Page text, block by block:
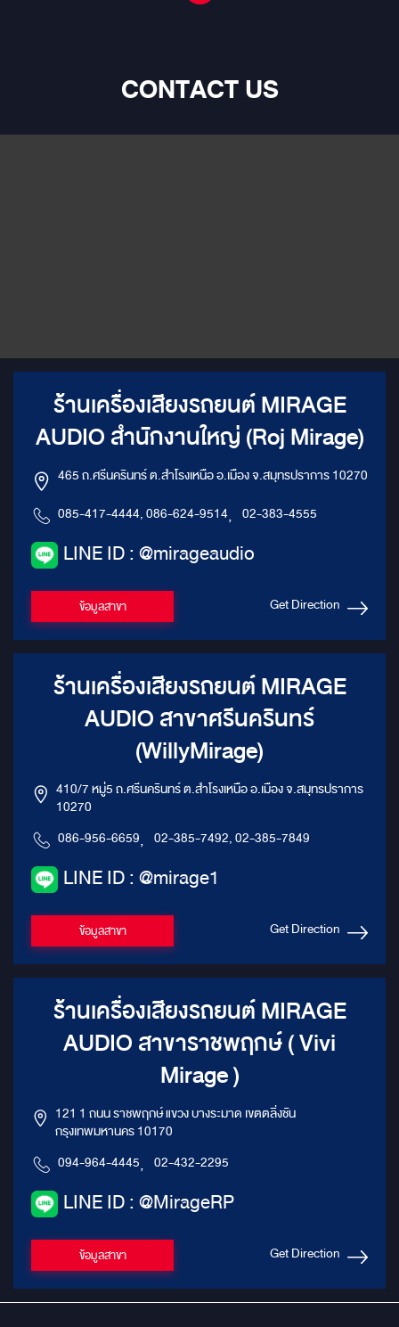
CONTACT US
ร้านเครื่องเสียงรถยนต์ MIRAGE
AUDIO สำนักงานใหญ่ (Roj Mirage)
465 ถ.ศรีนครินทร์ ต.สำโรงเหนือ อ.เมือง จ.สมุทรปราการ 10270
085-417-4444, 086-624-9514, 02-383-4555
LINE ID : @mirageaudio
ข้อมูลสาขา Get Direction
ร้านเครื่องเสียงรถยนต์ MIRAGE
AUDIO สาขาศรีนครินทร์
(WillyMirage)
410/7 หมู่5 ถ.ศรีนครินทร์ ต.สำโรงเหนือ อ.เมือง จ.สมุทรปราการ
10270
086-956-6659, 02-385-7492, 02-385-7849
LINE ID : @mirage1
ข้อมูลสาขา Get Direction
ร้านเครื่องเสียงรถยนต์ MIRAGE
AUDIO สาขาราชพฤกษ์ ( Vivi
Mirage )
121 1 ถนน ราชพฤกษ์ แขวง บางระมาด เขตตลิ่งชัน
กรุงเทพมหานคร 10170
094-964-4445, 02-432-2295
LINE ID : @MirageRP
ข้อมูลสาขา Get Direction